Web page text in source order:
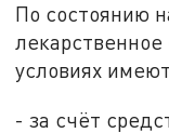
По состоянию
условиях
- за счёт